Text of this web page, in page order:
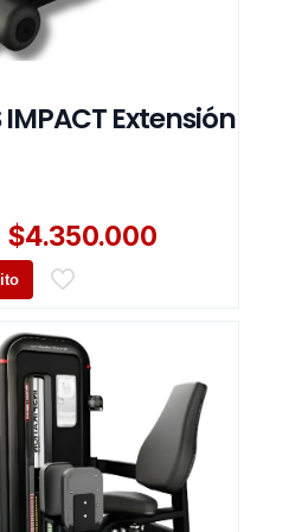
IMPACT Extensión
El
precio
original
$4.900.000.
$4.350.000El